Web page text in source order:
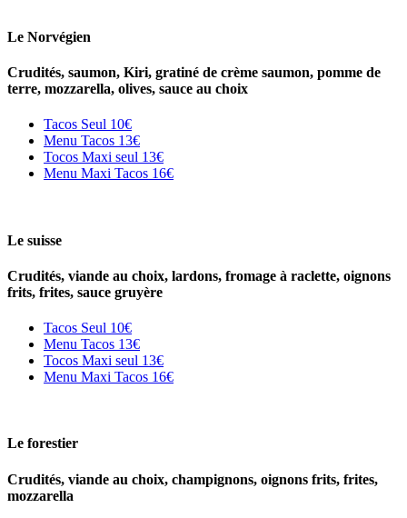
Le Norvégien
Crudités, saumon, Kiri, gratiné de crème saumon, pomme de
terre, mozzarella, olives, sauce au choix
Tacos Seul 10€
Menu Tacos 13€
Tocos Maxi seul 13€
Menu Maxi Tacos 16€
Le suisse
Crudités, viande au choix, lardons, fromage à raclette, oignons
frits, frites, sauce gruyère
Tacos Seul 10€
Menu Tacos 13€
Tocos Maxi seul 13€
Menu Maxi Tacos 16€
Le forestier
Crudités, viande au choix, champignons, oignons frits, frites,
mozzarella